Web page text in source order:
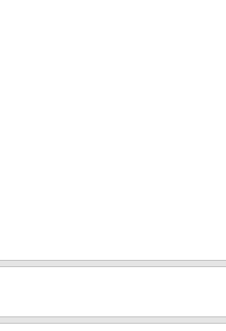
B fietst. Vertrouw op de Abus